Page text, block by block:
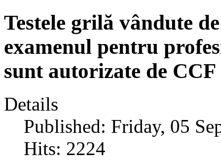
Testele grilă vândute
examenul pentru
sunt autorizate de CCF
Details
Published: Friday, 05
Hits: 2224